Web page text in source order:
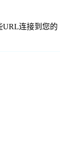
URL连接到您的